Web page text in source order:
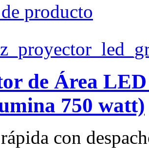
producto
de Área
750 watt)
con